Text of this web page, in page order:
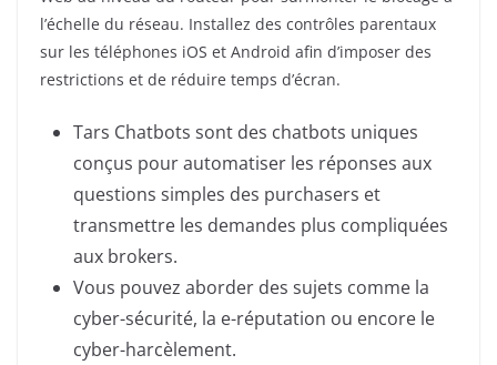
l’échelle du réseau. Installez des contrôles parentaux
sur les téléphones iOS et Android afin d’imposer des
restrictions et de réduire temps d’écran.
Tars Chatbots sont des chatbots uniques
conçus pour automatiser les réponses aux
questions simples des purchasers et
transmettre les demandes plus compliquées
aux brokers.
Vous pouvez aborder des sujets comme la
cyber-sécurité, la e-réputation ou encore le
cyber-harcèlement.